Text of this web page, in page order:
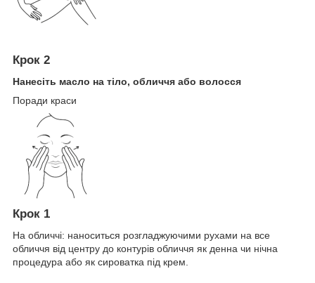
Крок 2
Нанесіть масло на тіло, обличчя або волосся
Поради краси
Крок 1
На обличчі: наноситься розгладжуючими рухами на все
обличчя від центру до контурів обличчя як денна чи нічна
процедура або як сироватка під крем.